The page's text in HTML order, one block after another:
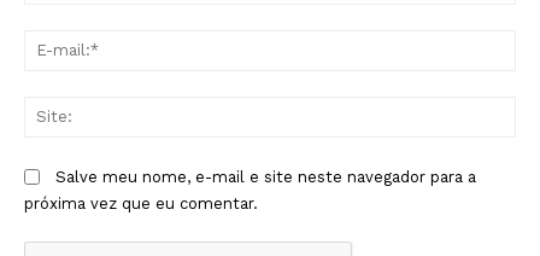
Salve meu nome, e-mail e site neste navegador para a
próxima vez que eu comentar.